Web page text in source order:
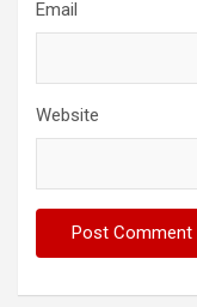
Email
Website